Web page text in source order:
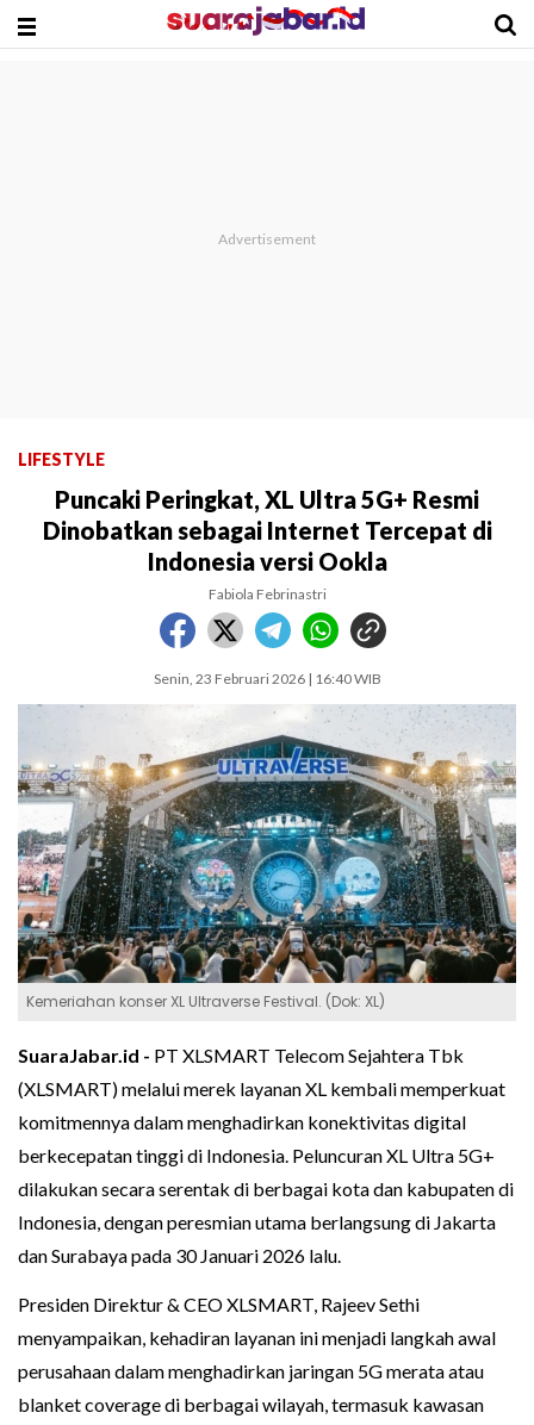
LIFESTYLE
Puncaki Peringkat, XL Ultra 5G+ Resmi
Dinobatkan sebagai Internet Tercepat di
Indonesia versi Ookla
Fabiola Febrinastri
Senin, 23 Februari 2026 | 16:40 WIB
Kemeriahan konser XL Ultraverse Festival. (Dok: XL)
SuaraJabar.id - PT XLSMART Telecom Sejahtera Tbk
(XLSMART) melalui merek layanan XL kembali memperkuat
komitmennya dalam menghadirkan konektivitas digital
berkecepatan tinggi di Indonesia. Peluncuran XL Ultra 5G+
dilakukan secara serentak di berbagai kota dan kabupaten di
Indonesia, dengan peresmian utama berlangsung di Jakarta
dan Surabaya pada 30 Januari 2026 lalu.
Presiden Direktur & CEO XLSMART, Rajeev Sethi
menyampaikan, kehadiran layanan ini menjadi langkah awal
perusahaan dalam menghadirkan jaringan 5G merata atau
blanket coverage di berbagai wilayah, termasuk kawasan